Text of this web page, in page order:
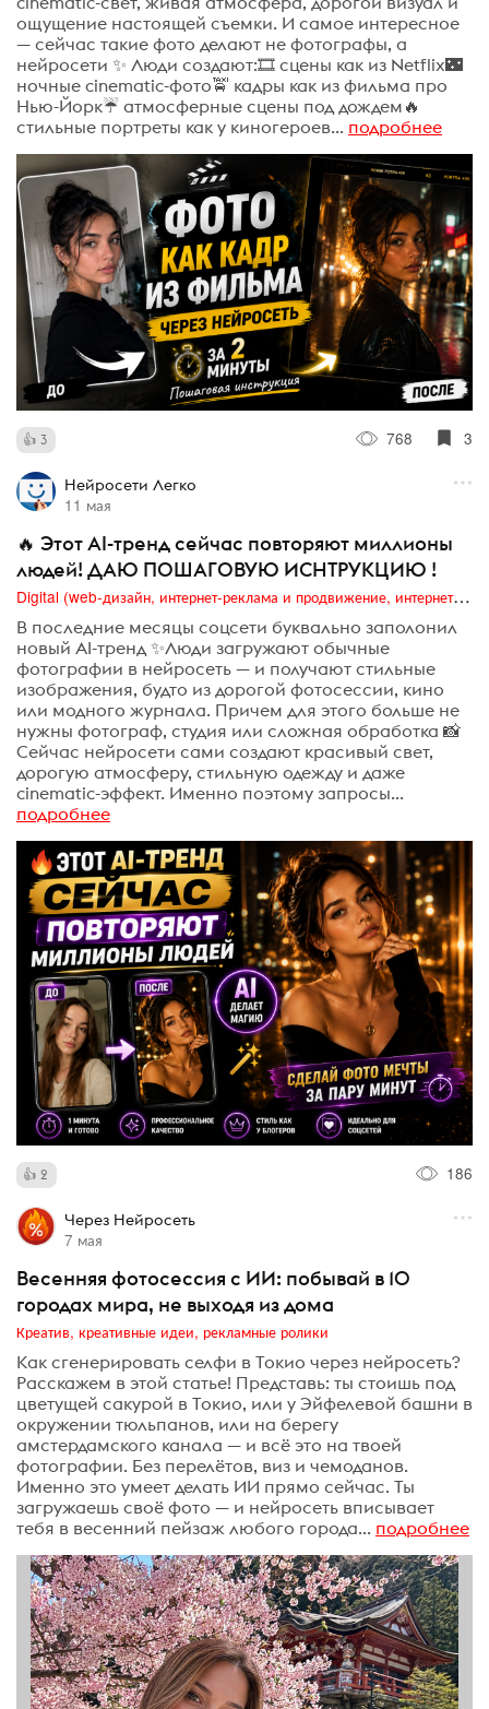
ощущение настоящей съемки. И самое интересное
— сейчас такие фото делают не фотографы, а
нейросети ✨ Люди создают:🎞️ сцены как из Netflix🌃
ночные cinematic-фото🚖 кадры как из фильма про
Нью-Йорк☔ атмосферные сцены под дождем🔥
стильные портреты как у киногероев... подробнее
3 768 3
Нейросети Легко
11 мая
🔥 Этот AI-тренд сейчас повторяют миллионы
людей! ДАЮ ПОШАГОВУЮ ИСНТРУКЦИЮ !
Digital (web-дизайн, интернет-реклама и продвижение, интернет-сообщества и блоги, интернет-коммуникации, мобильный маркетинг, реклама на цифровых экранах)
В последние месяцы соцсети буквально заполонил
новый AI-тренд ✨Люди загружают обычные
фотографии в нейросеть — и получают стильные
изображения, будто из дорогой фотосессии, кино
или модного журнала. Причем для этого больше не
нужны фотограф, студия или сложная обработка 📸
Сейчас нейросети сами создают красивый свет,
дорогую атмосферу, стильную одежду и даже
cinematic-эффект. Именно поэтому запросы...
подробнее
2 186
Через Нейросеть
7 мая
Весенняя фотосессия с ИИ: побывай в 10
городах мира, не выходя из дома
Креатив, креативные идеи, рекламные ролики
Как сгенерировать селфи в Токио через нейросеть?
Расскажем в этой статье! Представь: ты стоишь под
цветущей сакурой в Токио, или у Эйфелевой башни в
окружении тюльпанов, или на берегу
амстердамского канала — и всё это на твоей
фотографии. Без перелётов, виз и чемоданов.
Именно это умеет делать ИИ прямо сейчас. Ты
загружаешь своё фото — и нейросеть вписывает
тебя в весенний пейзаж любого города... подробнее